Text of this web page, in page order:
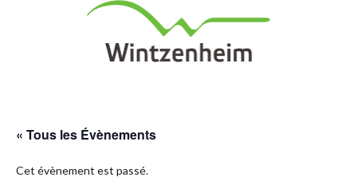
« Tous les Évènements
Cet évènement est passé.